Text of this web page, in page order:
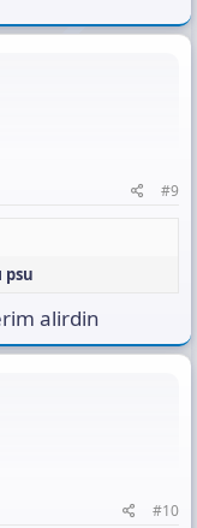
#9
psu
alirdin
#10